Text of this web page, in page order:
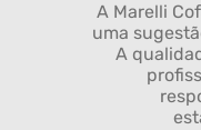
A Marelli
uma
A